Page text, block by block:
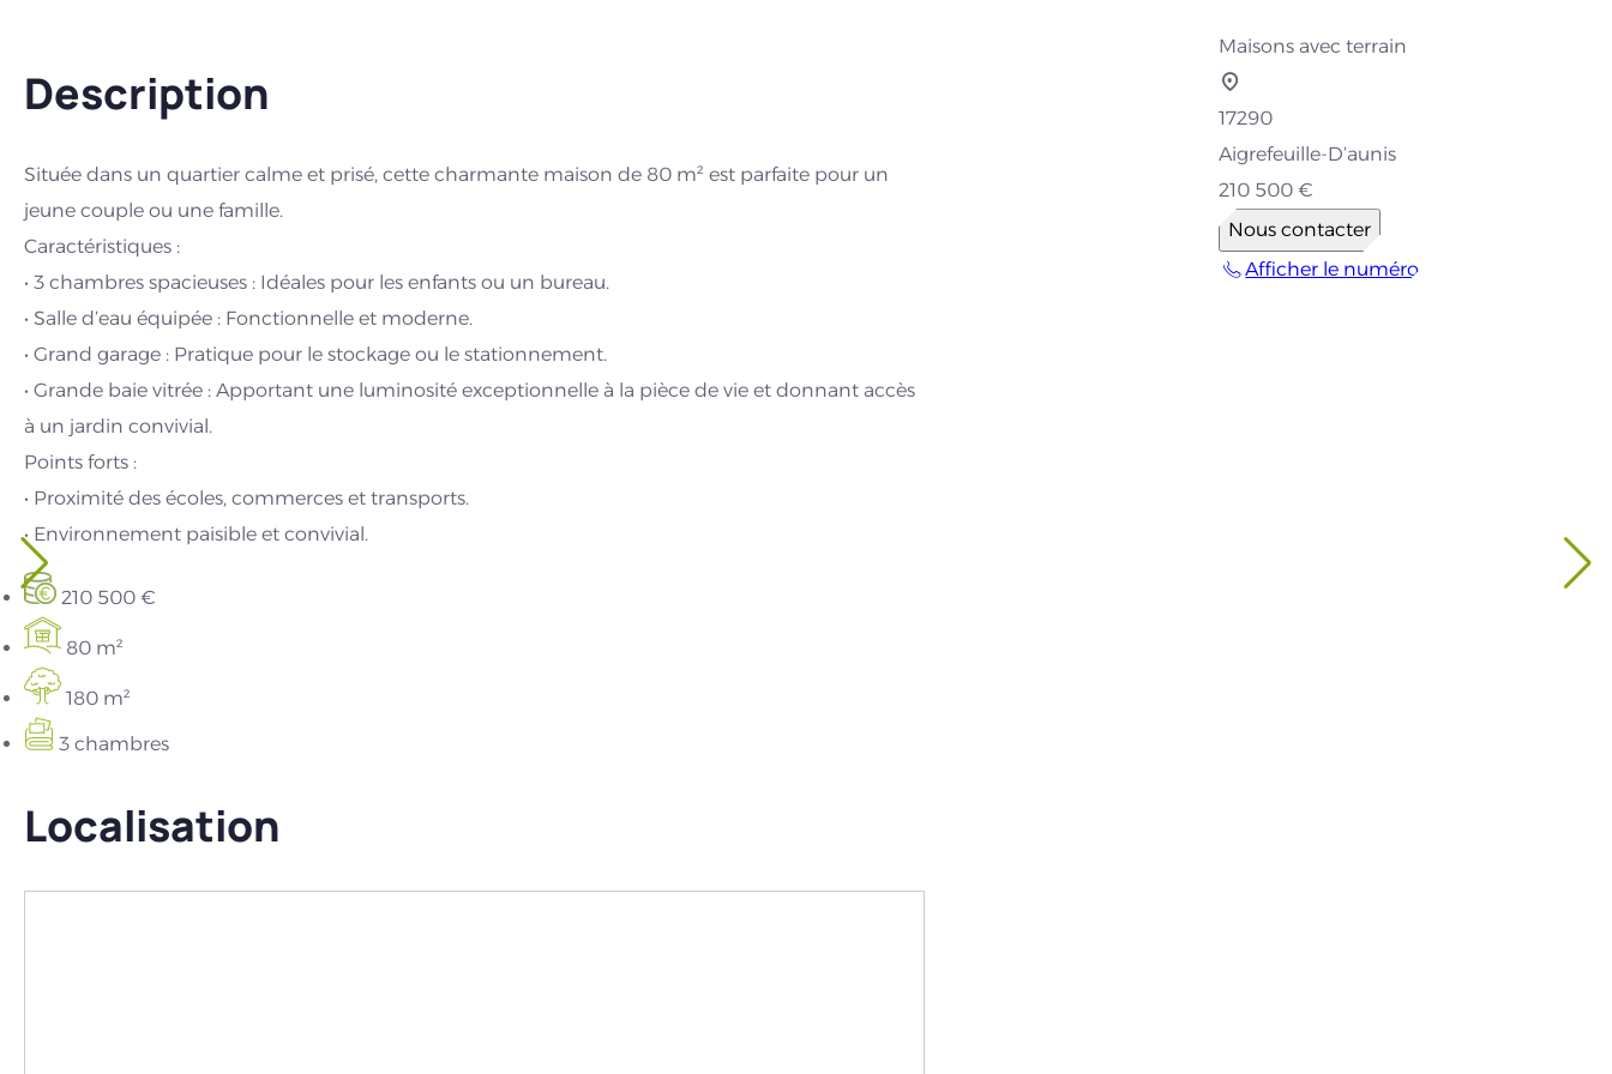
Description
Située dans un quartier calme et prisé, cette charmante maison de 80 m² est parfaite pour un
jeune couple ou une famille.
Caractéristiques :
• 3 chambres spacieuses : Idéales pour les enfants ou un bureau.
• Salle d’eau équipée : Fonctionnelle et moderne.
• Grand garage : Pratique pour le stockage ou le stationnement.
• Grande baie vitrée : Apportant une luminosité exceptionnelle à la pièce de vie et donnant accès
à un jardin convivial.
Points forts :
• Proximité des écoles, commerces et transports.
• Environnement paisible et convivial.
210 500 €
80 m²
180 m²
3 chambres
Localisation
Maisons avec terrain
17290
Aigrefeuille-D’aunis
210 500 €
Nous contacter
Afficher le numéro